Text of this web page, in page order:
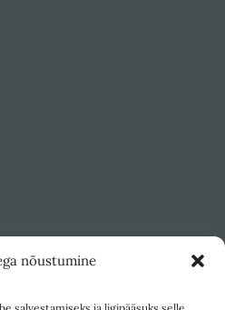
nõustumine